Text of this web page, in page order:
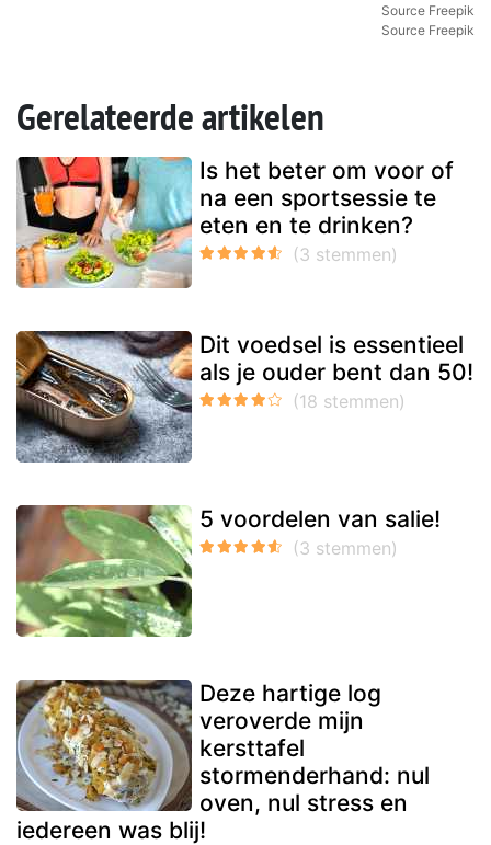
Source Freepik
Source Freepik
Gerelateerde artikelen
Is het beter om voor of
na een sportsessie te
eten en te drinken?
Dit voedsel is essentieel
als je ouder bent dan 50!
5 voordelen van salie!
Deze hartige log
veroverde mijn
kersttafel
stormenderhand: nul
oven, nul stress en
iedereen was blij!